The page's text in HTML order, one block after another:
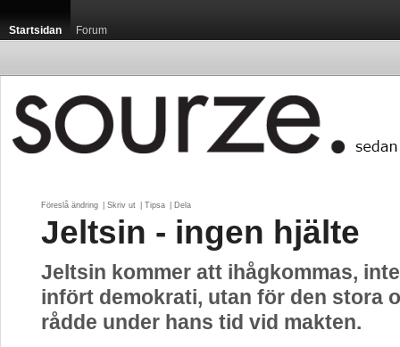
Startsidan Forum
Föreslå ändring Skriv ut Tipsa Dela
Jeltsin - ingen hjälte
Jeltsin kommer att ihågkommas,
infört demokrati, utan för den stora
rådde under hans tid vid makten.